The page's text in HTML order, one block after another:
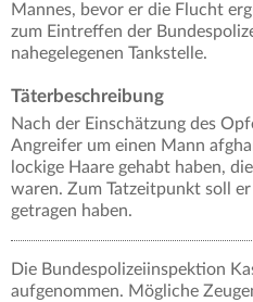
Mannes, bevor er die Flucht
zum Eintreffen der
nahegelegenen Tankstelle.
Täterbeschreibung
Nach der Einschätzung des
Angreifer um einen Mann
lockige Haare gehabt haben,
waren. Zum Tatzeitpunkt soll
getragen haben.
Die Bundespolizeiinspektion
aufgenommen. Mögliche